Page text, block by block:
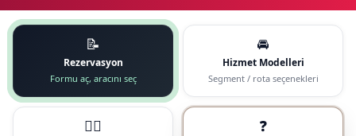
📝
Rezervasyon
Formu aç, aracını seç
🚘
Hizmet Modelleri
Segment / rota seçenekleri
🧑‍✈️ ❓